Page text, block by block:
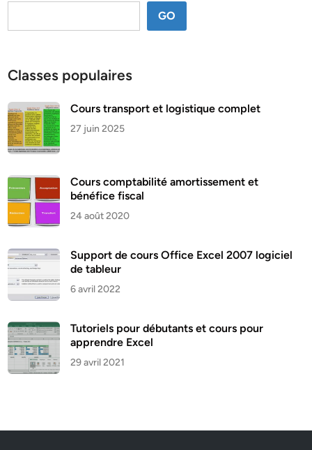
GO
Classes populaires
Cours transport et logistique complet
27 juin 2025
Cours comptabilité amortissement et
bénéfice fiscal
24 août 2020
Support de cours Office Excel 2007 logiciel
de tableur
6 avril 2022
Tutoriels pour débutants et cours pour
apprendre Excel
29 avril 2021